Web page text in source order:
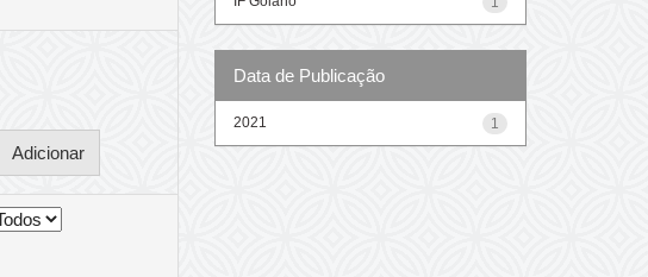
Data de Publicação
1
2021